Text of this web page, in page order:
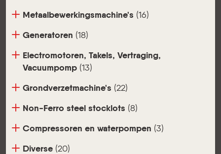
Metaalbewerkingsmachine's (16)
Generatoren (18)
Electromotoren, Takels, Vertraging,
Vacuumpomp (13)
Grondverzetmachine's (22)
Non-Ferro steel stocklots (8)
Compressoren en waterpompen (3)
Diverse (20)